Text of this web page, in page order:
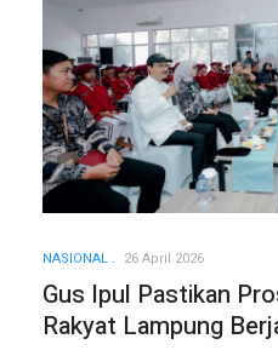
NASIONAL 26 April 2026
Gus Ipul Pastikan
Rakyat Lampung